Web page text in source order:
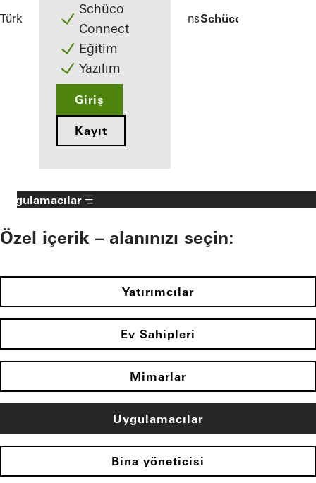
Schüco
Connect
Eğitim
Yazılım
Giriş
Kayıt
Türkiye Uygulamacılar Digital solutionsSchüco OrderSoft
Uygulamacılar
Özel içerik – alanınızı seçin:
Yatırımcılar
Ev Sahipleri
Mimarlar
Uygulamacılar
Bina yöneticisi